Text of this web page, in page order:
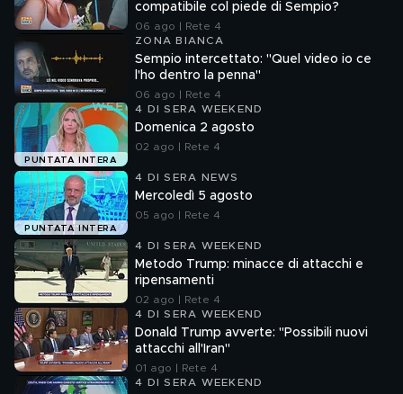
compatibile col piede di Sempio?
06 ago | Rete 4
ZONA BIANCA
Sempio intercettato: "Quel video io ce
l'ho dentro la penna"
06 ago | Rete 4
PUNTATA INTERA
4 DI SERA WEEKEND
Domenica 2 agosto
02 ago | Rete 4
PUNTATA INTERA
4 DI SERA NEWS
Mercoledì 5 agosto
05 ago | Rete 4
4 DI SERA WEEKEND
Metodo Trump: minacce di attacchi e
ripensamenti
02 ago | Rete 4
4 DI SERA WEEKEND
Donald Trump avverte: "Possibili nuovi
attacchi all'Iran"
01 ago | Rete 4
4 DI SERA WEEKEND